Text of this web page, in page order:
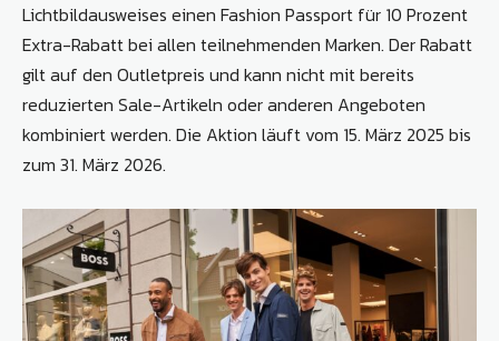
Lichtbildausweises einen Fashion Passport für 10 Prozent
Extra-Rabatt bei allen teilnehmenden Marken. Der Rabatt
gilt auf den Outletpreis und kann nicht mit bereits
reduzierten Sale-Artikeln oder anderen Angeboten
kombiniert werden. Die Aktion läuft vom 15. März 2025 bis
zum 31. März 2026.